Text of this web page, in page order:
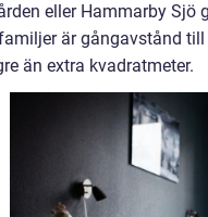
eller Hammarby
är gångavstånd
än extra kvadratmeter.